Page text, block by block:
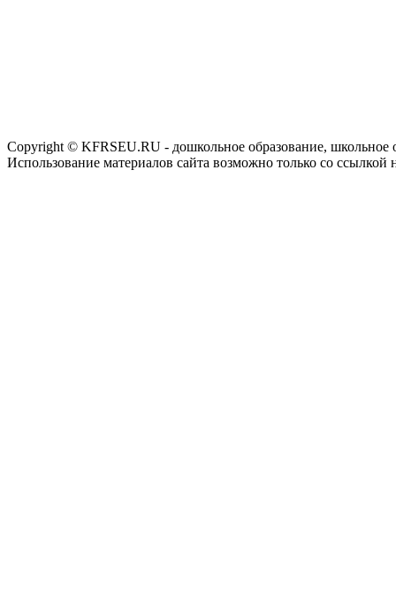
Copyright © KFRSEU.RU - дошкольное образование, школьное
Использование материалов сайта возможно только со ссылкой